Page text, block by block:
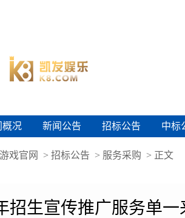
概况
概况 新闻公告
新闻公告 招标公告
招标公告 中标
中标
戏官网 > 招标公告 > 服务采购 > 正文
招生宣传推广服务单